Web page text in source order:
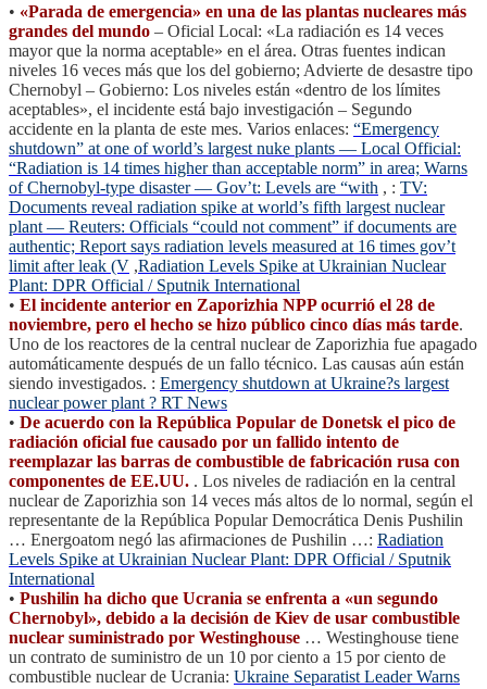
• «Parada de emergencia» en una de las plantas nucleares más
grandes del mundo – Oficial Local: «La radiación es 14 veces
mayor que la norma aceptable» en el área. Otras fuentes indican
niveles 16 veces más que los del gobierno; Advierte de desastre tipo
Chernobyl – Gobierno: Los niveles están «dentro de los límites
aceptables», el incidente está bajo investigación – Segundo
accidente en la planta de este mes. Varios enlaces: “Emergency
shutdown” at one of world’s largest nuke plants — Local Official:
“Radiation is 14 times higher than acceptable norm” in area; Warns
of Chernobyl-type disaster — Gov’t: Levels are “with , : TV:
Documents reveal radiation spike at world’s fifth largest nuclear
plant — Reuters: Officials “could not comment” if documents are
authentic; Report says radiation levels measured at 16 times gov’t
limit after leak (V ,Radiation Levels Spike at Ukrainian Nuclear
Plant: DPR Official / Sputnik International
• El incidente anterior en Zaporizhia NPP ocurrió el 28 de
noviembre, pero el hecho se hizo público cinco días más tarde.
Uno de los reactores de la central nuclear de Zaporizhia fue apagado
automáticamente después de un fallo técnico. Las causas aún están
siendo investigados. : Emergency shutdown at Ukraine?s largest
nuclear power plant ? RT News
• De acuerdo con la República Popular de Donetsk el pico de
radiación oficial fue causado por un fallido intento de
reemplazar las barras de combustible de fabricación rusa con
componentes de EE.UU. . Los niveles de radiación en la central
nuclear de Zaporizhia son 14 veces más altos de lo normal, según el
representante de la República Popular Democrática Denis Pushilin
… Energoatom negó las afirmaciones de Pushilin …: Radiation
Levels Spike at Ukrainian Nuclear Plant: DPR Official / Sputnik
International
• Pushilin ha dicho que Ucrania se enfrenta a «un segundo
Chernobyl», debido a la decisión de Kiev de usar combustible
nuclear suministrado por Westinghouse … Westinghouse tiene
un contrato de suministro de un 10 por ciento a 15 por ciento de
combustible nuclear de Ucrania: Ukraine Separatist Leader Warns